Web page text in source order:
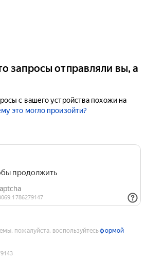
запросы отправляли вы, а
с вашего устройства похожи на
это могло произойти?
пожалуйста, воспользуйтесьформой